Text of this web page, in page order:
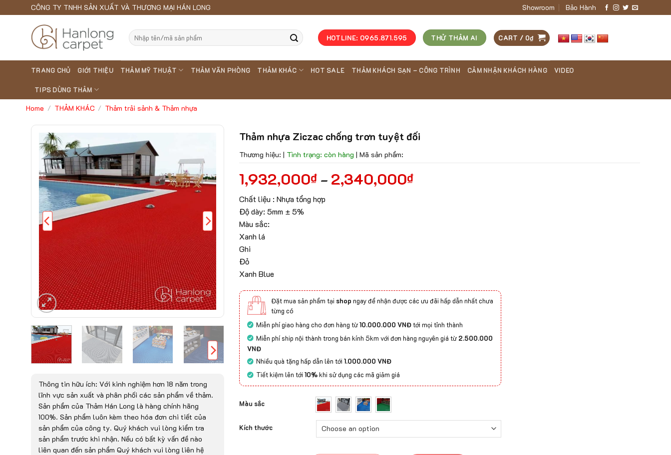
to
CÔNG TY TNHH SẢN XUẤT VÀ THƯƠNG MẠI HÁN LONG Showroom Bảo Hành
Search
for:
HOTLINE: 0965.871.595 THỬ THẢM AI CART / 0₫
TRANG CHỦ GIỚI THIỆU THẢM MỸ THUẬT THẢM VĂN PHÒNG THẢM KHÁC HOT SALE THẢM KHÁCH SẠN – CÔNG TRÌNH CẢM NHẬN KHÁCH HÀNG VIDEO
TIPS DÙNG THẢM
Home / THẢM KHÁC / Thảm trải sảnh & Thảm nhựa
Thông tin hữu ích: Với kinh nghiệm hơn 18 năm trong
lĩnh vực sản xuất và phân phối các sản phẩm về thảm.
Sản phẩm của Thảm Hán Long là hàng chính hãng
100%. Sản phẩm luôn kèm theo hóa đơn chi tiết của
sản phẩm của công ty. Quý khách vui lòng kiểm tra
sản phẩm trước khi nhận. Nếu có bất kỳ vấn đề nào
liên quan đến sản phẩm Quý khách vui lòng liên hệ
Thảm nhựa Ziczac chống trơn tuyệt đối
Thương hiệu: | Tình trạng: còn hàng | Mã sản phẩm:
1,932,000₫ – 2,340,000₫
Chất liệu : Nhựa tổng hợp
Độ dày: 5mm ± 5%
Màu sắc:
Xanh lá
Ghi
Đỏ
Xanh Blue
Đặt mua sản phẩm tại shop ngay để nhận được các ưu đãi hấp dẫn nhất chưa
từng có
Miễn phí giao hàng cho đơn hàng từ10.000.000 VNĐtới mọi tỉnh thành
Miễn phí ship nội thành trong bán kính 5km với đơn hàng nguyên giá từ 2.500.000
VNĐ
Nhiều quà tặng hấp dẫn lên tới 1.000.000 VNĐ
Tiết kiệm lên tới 10%khi sử dụng các mã giảm giá
Màu sắc
Kích thước